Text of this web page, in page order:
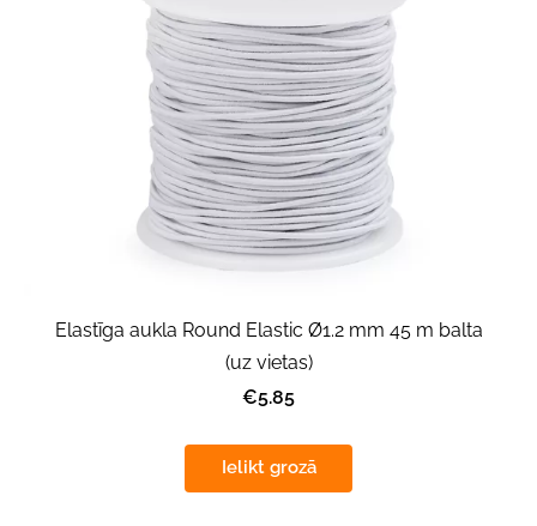
Elastīga aukla Round Elastic Ø1.2 mm 45 m balta
(uz vietas)
€5.85
Ielikt grozā